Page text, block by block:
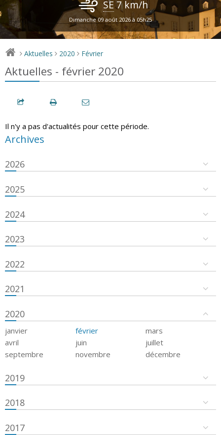
SE7km/h
Dimanche 09 août 2026 à 05h25
> Aktuelles > 2020 > Février
Aktuelles - février 2020
Il n'y a pas d'actualités pour cette période.
Archives
2026
2025
2024
2023
2022
2021
2020
janvier février
mars
avril
juin
juillet
septembre
novembre décembre
2019
2018
2017